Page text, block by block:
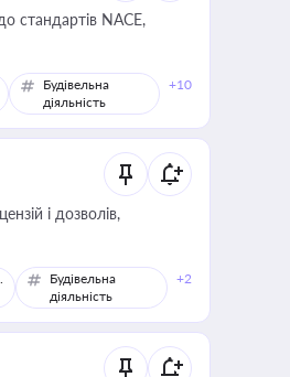
стандартів NACE,
Будівельна
діяльність
+10
і дозволів,
Будівельна
діяльність
+2